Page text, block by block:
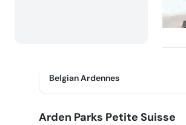
Belgian Ardennes
Arden Parks Petite Suisse